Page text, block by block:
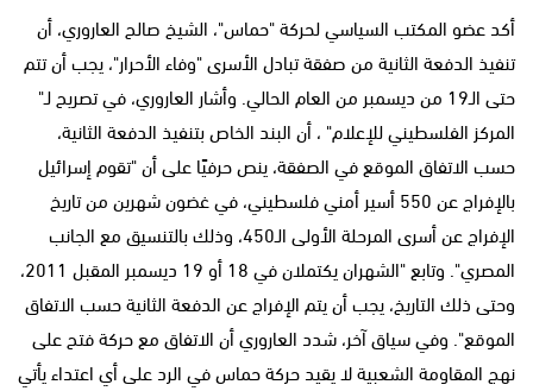
أكد عضو المكتب السياسي لحركة "حماس"، الشيخ صالح العاروري، أن
تنفيذ الدفعة الثانية من صفقة تبادل الأسرى "وفاء الأحرار"، يجب أن تتم
حتى الـ19 من ديسمبر من العام الحالي. وأشار العاروري، في تصريح لـ"
المركز الفلسطيني للإعلام" ، أن البند الخاص بتنفيذ الدفعة الثانية،
حسب الاتفاق الموقع في الصفقة، ينص حرفيًا على أن "تقوم إسرائيل
بالإفراج عن 550 أسير أمني فلسطيني، في غضون شهرين من تاريخ
الإفراج عن أسرى المرحلة الأولى الـ450، وذلك بالتنسيق مع الجانب
المصري". وتابع "الشهران يكتملان في 18 أو 19 ديسمبر المقبل 2011،
وحتى ذلك التاريخ، يجب أن يتم الإفراج عن الدفعة الثانية حسب الاتفاق
الموقع". وفي سياق آخر، شدد العاروري أن الاتفاق مع حركة فتح على
نهج المقاومة الشعبية لا يقيد حركة حماس في الرد على أي اعتداء يأتي